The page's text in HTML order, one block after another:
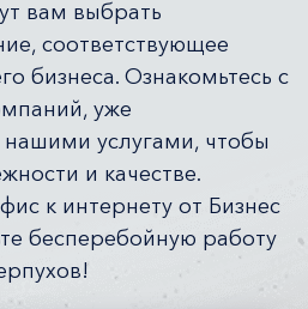
вам выбрать
соответствующее
бизнеса. Ознакомьтесь с
уже
нашими услугами, чтобы
и качестве.
к интернету от Бизнес
бесперебойную работу